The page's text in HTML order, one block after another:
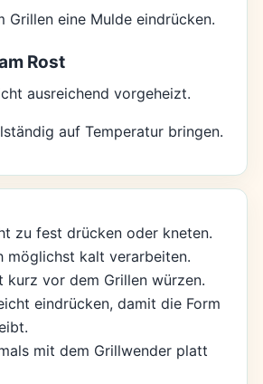
Grillen eine Mulde eindrücken.
Rost
ausreichend vorgeheizt.
auf Temperatur bringen.
zu fest drücken oder kneten.
möglichst kalt verarbeiten.
kurz vor dem Grillen würzen.
eindrücken, damit die Form
mit dem Grillwender platt